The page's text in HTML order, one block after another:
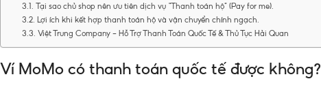
Tại sao chủ shop nên ưu tiên dịch vụ “Thanh toán hộ” (Pay for me).
Lợi ích khi kết hợp thanh toán hộ và vận chuyển chính ngạch.
Việt Trung Company – Hỗ Trợ Thanh Toán Quốc Tế & Thủ Tục Hải Quan
Ví MoMo có thanh toán quốc tế được không?